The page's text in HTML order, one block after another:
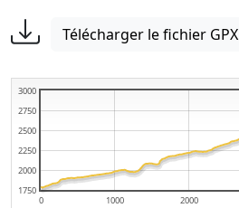
Télécharger le fichier GPX
0 1000 2000
1750
2000
2250
2500
2750
3000